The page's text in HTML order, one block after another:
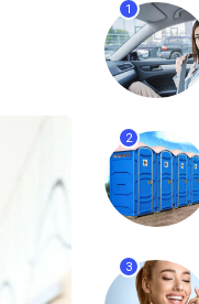
1
2
3